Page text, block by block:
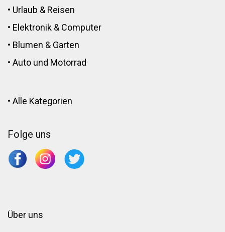
• Urlaub & Reisen
• Elektronik & Computer
• Blumen & Garten
• Auto und Motorrad
• Alle Kategorien
Folge uns
Über uns